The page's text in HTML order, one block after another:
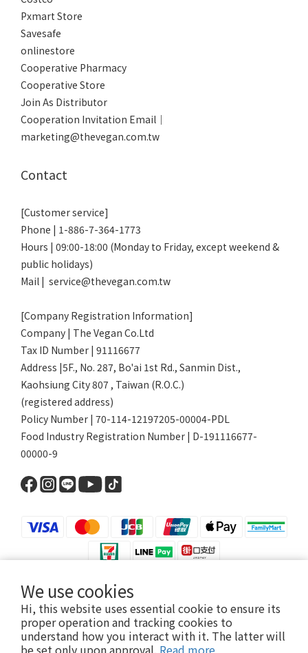
We use cookies
Hi, this website uses essential cookie to ensure its
proper operation and tracking cookies to
understand how you interact with it. The latter will
be set only upon approval. Read more
Pxmart Store
Savesafe
onlinestore
Cooperative Pharmacy
Cooperative Store
Join As Distributor
Cooperation Invitation Email｜
marketing@thevegan.com.tw
Contact
[Customer service]
Phone | 1-886-7-364-1773
Hours | 09:00-18:00 (Monday to Friday, except weekend &
public holidays)
Mail | service@thevegan.com.tw
[Company Registration Information]
Company | The Vegan Co.Ltd
Tax ID Number | 91116677
Address |5F., No. 287, Bo'ai 1st Rd., Sanmin Dist.,
Kaohsiung City 807 , Taiwan (R.O.C.)
(registered address)
Policy Number | 70-114-12197205-00004-PDL
Food Industry Registration Number | D-191116677-
00000-9
$TWD English